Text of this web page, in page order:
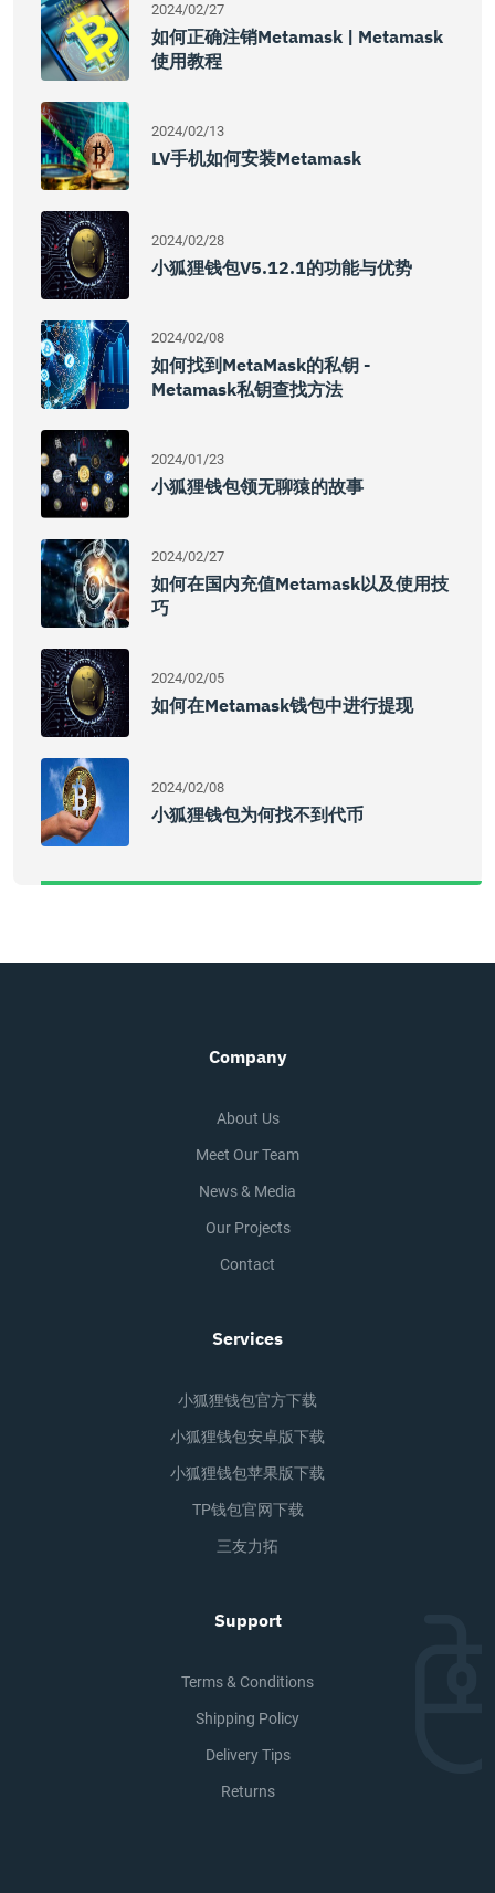
2024/02/27
如何正确注销Metamask | Metamask
使用教程
2024/02/13
LV手机如何安装Metamask
2024/02/28
小狐狸钱包v5.12.1的功能与优势
2024/02/08
如何找到MetaMask的私钥 -
Metamask私钥查找方法
2024/01/23
小狐狸钱包领无聊猿的故事
2024/02/27
如何在国内充值Metamask以及使用技
巧
2024/02/05
如何在Metamask钱包中进行提现
2024/02/08
小狐狸钱包为何找不到代币
Company
About Us
Meet Our Team
News & Media
Our Projects
Contact
Services
小狐狸钱包官方下载
小狐狸钱包安卓版下载
小狐狸钱包苹果版下载
TP钱包官网下载
三友力拓
Support
Terms & Conditions
Shipping Policy
Delivery Tips
Returns